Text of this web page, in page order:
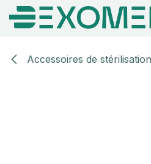
Se rendre au contenu
Accessoires de stérilisation